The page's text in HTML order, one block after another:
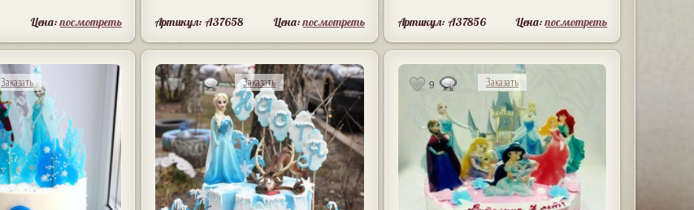
Цена:посмотреть Артикул: A37658 Цена:посмотреть Артикул: A37856 Цена:посмотреть
Заказать 21 Заказать 9 Заказать